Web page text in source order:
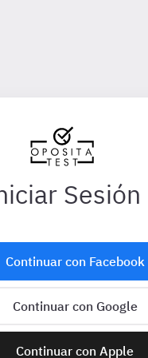
Sesión
Continuar con Facebook
Continuar con Google
Continuar con Apple